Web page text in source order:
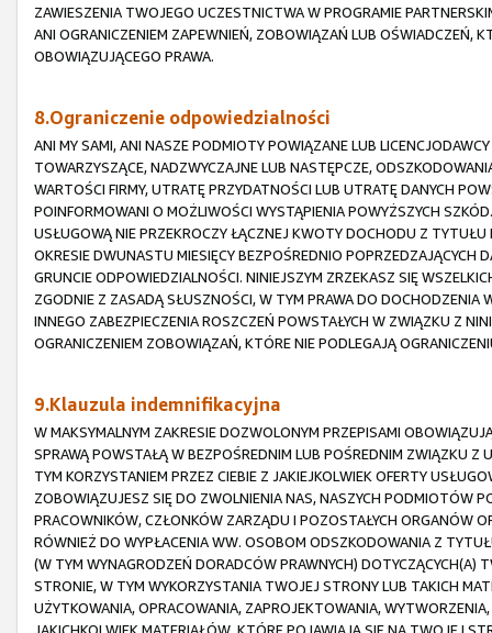
ZAWIESZENIA TWOJEGO UCZESTNICTWA W PROGRAMIE
ANI OGRANICZENIEM ZAPEWNIEŃ, ZOBOWIĄZAŃ LUB OŚWIADCZEŃ,
OBOWIĄZUJĄCEGO PRAWA.
8.Ograniczenie odpowiedzialności
ANI MY SAMI, ANI NASZE PODMIOTY POWIĄZANE LUB
TOWARZYSZĄCE, NADZWYCZAJNE LUB NASTĘPCZE,
WARTOŚCI FIRMY, UTRATĘ PRZYDATNOŚCI LUB UTRATĘ DANYCH
POINFORMOWANI O MOŻLIWOŚCI WYSTĄPIENIA POWYŻSZYCH
USŁUGOWĄ NIE PRZEKROCZY ŁĄCZNEJ KWOTY DOCHODU Z
OKRESIE DWUNASTU MIESIĘCY BEZPOŚREDNIO
GRUNCIE ODPOWIEDZIALNOŚCI. NINIEJSZYM ZRZEKASZ SIĘ
ZGODNIE Z ZASADĄ SŁUSZNOŚCI, W TYM PRAWA DO
INNEGO ZABEZPIECZENIA ROSZCZEŃ POWSTAŁYCH W ZWIĄZKU Z
OGRANICZENIEM ZOBOWIĄZAŃ, KTÓRE NIE PODLEGAJĄ
9.Klauzula indemnifikacyjna
W MAKSYMALNYM ZAKRESIE DOZWOLONYM PRZEPISAMI
SPRAWĄ POWSTAŁĄ W BEZPOŚREDNIM LUB POŚREDNIM ZWIĄZKU
TYM KORZYSTANIEM PRZEZ CIEBIE Z JAKIEJKOLWIEK OFERTY
ZOBOWIĄZUJESZ SIĘ DO ZWOLNIENIA NAS, NASZYCH PODMIOTÓW
PRACOWNIKÓW, CZŁONKÓW ZARZĄDU I POZOSTAŁYCH ORGANÓW
RÓWNIEŻ DO WYPŁACENIA WW. OSOBOM ODSZKODOWANIA Z
(W TYM WYNAGRODZEŃ DORADCÓW PRAWNYCH) DOTYCZĄCYCH(A)
STRONIE, W TYM WYKORZYSTANIA TWOJEJ STRONY LUB TAKICH
UŻYTKOWANIA, OPRACOWANIA, ZAPROJEKTOWANIA,